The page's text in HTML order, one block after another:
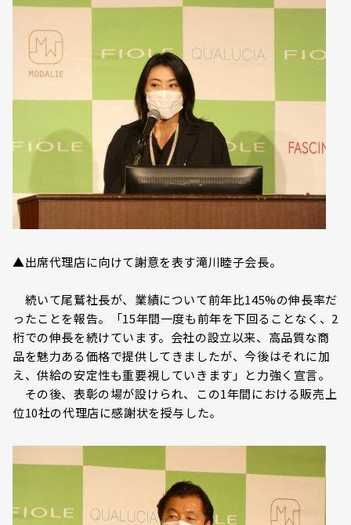
▲出席代理店に向けて謝意を表す滝川睦子会長。
続いて尾鷲社長が、業績について前年比145%の伸長率だ
ったことを報告。「15年間一度も前年を下回ることなく、2
桁での伸長を続けています。会社の設立以来、高品質な商
品を魅力ある価格で提供してきましたが、今後はそれに加
え、供給の安定性も重要視していきます」と力強く宣言。
その後、表彰の場が設けられ、この1年間における販売上
位10社の代理店に感謝状を授与した。